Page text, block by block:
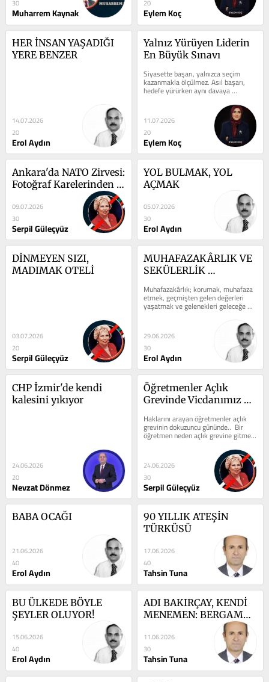
30
Muharrem Kaynak
20
Eylem Koç
HER İNSAN YAŞADIĞI
YERE BENZER
14.07.2026
20
Erol Aydın
Yalnız Yürüyen Liderin
En Büyük Sınavı
Siyasette başarı, yalnızca seçim
kazanmakla ölçülmez. Asıl başarı,
hedefe yürürken aynı davaya
inandığını söyleyen insanlarla aynı...
11.07.2026
20
Eylem Koç
Ankara'da NATO Zirvesi:
Fotoğraf Karelerinden
09.07.2026
30
Serpil Güleçyüz
YOL BULMAK, YOL
AÇMAK
05.07.2026
30
Erol Aydın
DİNMEYEN SIZI,
MADIMAK OTELİ
03.07.2026
20
Serpil Güleçyüz
MUHAFAZAKÂRLIK VE
SEKÜLERLİK
Muhafazakârlık; korumak, muhafaza
etmek, geçmişten gelen değerleri
yaşatmak ve gelenekleri geleceğe
taşımak anlayışının ortak
29.06.2026
30
Erol Aydın
CHP İzmir'de kendi
kalesini yıkıyor
24.06.2026
20
Nevzat Dönmez
Öğretmenler Açlık
Grevinde Vicdanımız
Haklarını arayan öğretmenler açlık
grevinin dokuzuncu gününde..  Bir
öğretmen neden açlık grevine gitmeyi
göze alır? Neden en kutsal...
24.06.2026
30
Serpil Güleçyüz
BABA OCAĞI
21.06.2026
40
Erol Aydın
90 YILLIK ATEŞİN
TÜRKÜSÜ
17.06.2026
40
Tahsin Tuna
BU ÜLKEDE BÖYLE
ŞEYLER OLUYOR!
15.06.2026
40
Erol Aydın
ADI BAKIRÇAY, KENDİ
MENEMEN: BERGAMA
DAHA NE KADAR
SEYREDECEK?
11.06.2026
30
Tahsin Tuna